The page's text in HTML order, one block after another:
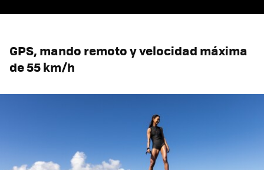
GPS, mando remoto y velocidad máxima
de 55 km/h